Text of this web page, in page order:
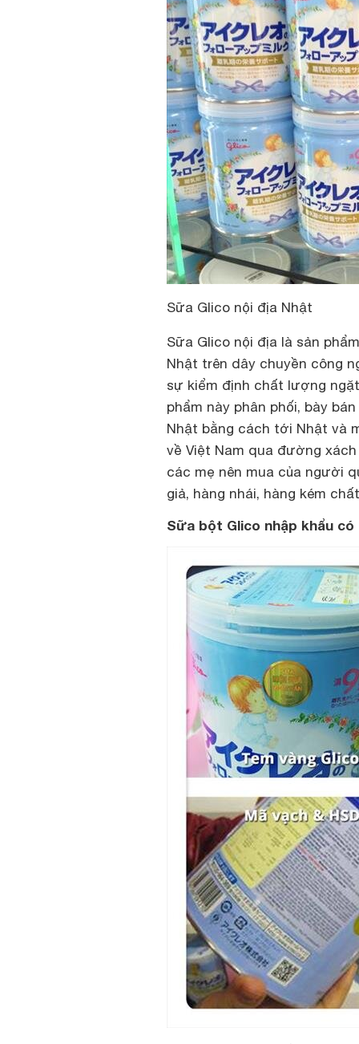
Sữa Glico nội địa Nhật
Sữa Glico nội địa là sản
Nhật trên dây chuyền công
sự kiểm định chất lượng
phẩm này phân phối, bày
Nhật bằng cách tới Nhật và
về Việt Nam qua đường
các mẹ nên mua của người
giả, hàng nhái, hàng kém
Sữa bột Glico nhập khẩu